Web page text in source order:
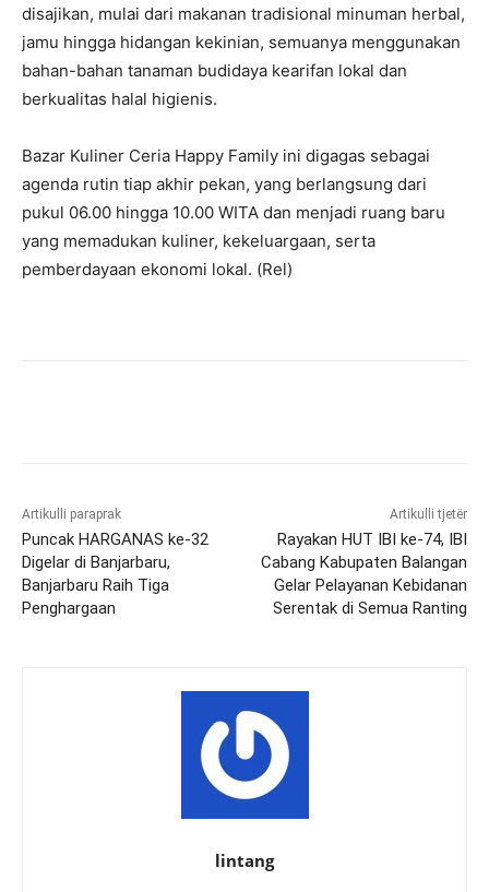
disajikan, mulai dari makanan tradisional minuman herbal,
jamu hingga hidangan kekinian, semuanya menggunakan
bahan-bahan tanaman budidaya kearifan lokal dan
berkualitas halal higienis.
Bazar Kuliner Ceria Happy Family ini digagas sebagai
agenda rutin tiap akhir pekan, yang berlangsung dari
pukul 06.00 hingga 10.00 WITA dan menjadi ruang baru
yang memadukan kuliner, kekeluargaan, serta
pemberdayaan ekonomi lokal. (Rel)
Artikulli paraprak
Puncak HARGANAS ke-32
Digelar di Banjarbaru,
Banjarbaru Raih Tiga
Penghargaan
Artikulli tjetër
Rayakan HUT IBI ke-74, IBI
Cabang Kabupaten Balangan
Gelar Pelayanan Kebidanan
Serentak di Semua Ranting
lintang